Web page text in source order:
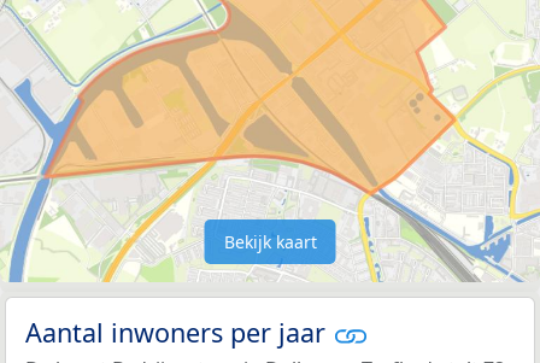
Bekijk kaart
Aantal inwoners per jaar